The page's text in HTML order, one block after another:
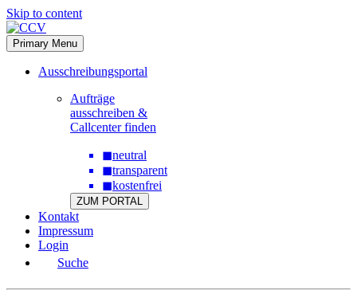
Skip to content
Primary Menu
Ausschreibungsportal
Aufträge
ausschreiben &
Callcenter finden
◼neutral
◼transparent
◼kostenfrei
ZUM PORTAL
Kontakt
Impressum
Login
Suche